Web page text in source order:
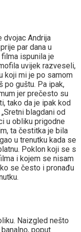
dvojac Andrija
par dana u
ispunila je
uvijek razveseli,
koji mi je po samom
po guštu. Pa ipak,
jer prečesto su
tako da je ipak kod
blagdani od
u obliku prigodne
ta čestitka je bila
u trenutku kada se
Poklon koji se s
i kojem se nisam
se često i pronađu
Naizgled nešto
poput